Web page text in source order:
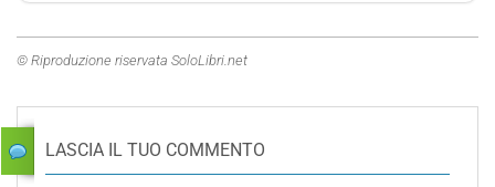
© Riproduzione riservata SoloLibri.net
LASCIA IL TUO COMMENTO